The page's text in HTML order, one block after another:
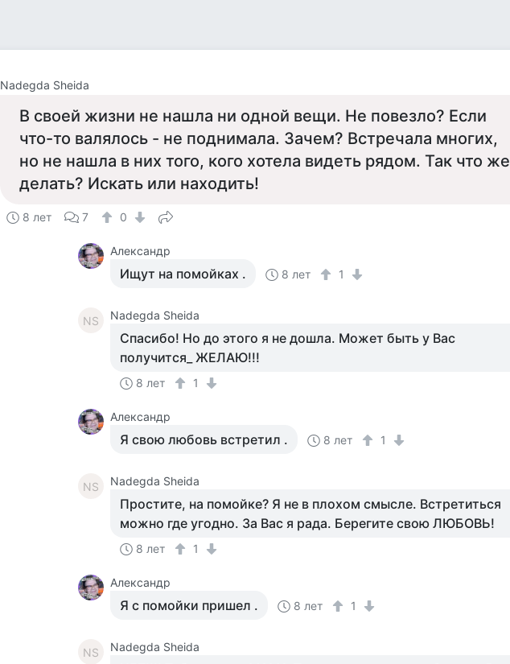
Nadegda Sheida
В своей жизни не нашла ни одной вещи. Не повезло? Если
что-то валялось - не поднимала. Зачем? Встречала многих,
но не нашла в них того, кого хотела видеть рядом. Так что же
делать? Искать или находить!
8 лет 7 0
Александр
Ищут на помойках . 8 лет 1
NS Nadegda Sheida
Спасибо! Но до этого я не дошла. Может быть у Вас
получится_ ЖЕЛАЮ!!!
8 лет 1
Александр
Я свою любовь встретил . 8 лет 1
NS Nadegda Sheida
Простите, на помойке? Я не в плохом смысле. Встретиться
можно где угодно. За Вас я рада. Берегите свою ЛЮБОВЬ!
8 лет 1
Александр
Я с помойки пришел . 8 лет 1
NS Nadegda Sheida